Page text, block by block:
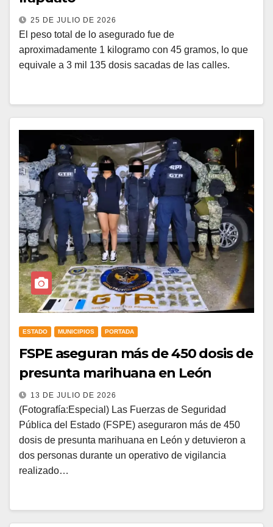
25 DE JULIO DE 2026
El peso total de lo asegurado fue de
aproximadamente 1 kilogramo con 45 gramos, lo que
equivale a 3 mil 135 dosis sacadas de las calles.
ESTADO MUNICIPIOS PORTADA
FSPE aseguran más de 450 dosis de
presunta marihuana en León
13 DE JULIO DE 2026
(Fotografía:Especial) Las Fuerzas de Seguridad
Pública del Estado (FSPE) aseguraron más de 450
dosis de presunta marihuana en León y detuvieron a
dos personas durante un operativo de vigilancia
realizado…